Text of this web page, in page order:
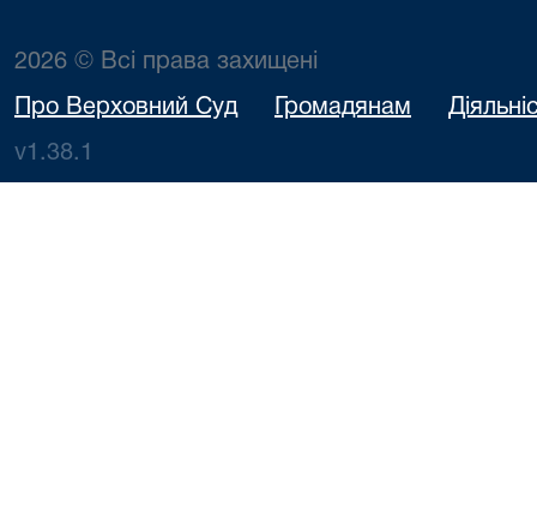
2026 © Всі права захищені
Про Верховний Суд Громадянам
v1.38.1